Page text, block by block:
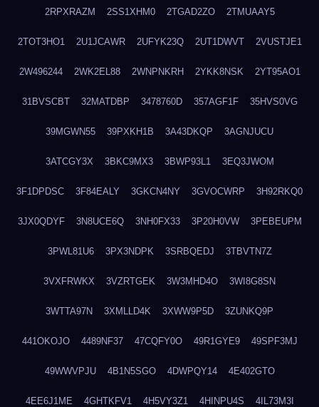
2RPXRAZM 2SS1XHM0 2TGAD2ZO 2TMUAAY5
2TOT3HO1 2U1JCAWR 2UFYK23Q 2UT1DWVT 2VUSTJE1
2W496244 2WK2EL88 2WNPNKRH 2YKK8NSK 2YT95AO1
31BVSCBT 32MATDBP 3478760D 357AGF1F 35HVS0VG
39MGWN55 39PXKH1B 3A43DKQP 3AGNJUCU
3ATCGY3X 3BKC9MX3 3BWP93L1 3EQ3JWOM
3F1DPDSC 3F84EALY 3GKCN4NY 3GVOCWRP 3H92RKQ0
3JX0QDYF 3N8UCE6Q 3NH0FX33 3P20H0VW 3PEBEUPM
3PWL81U6 3PX3NDPK 3SRBQEDJ 3TBVTN7Z
3VXFRWKX 3VZRTGEK 3W3MHD4O 3WI8G8SN
3WTTA97N 3XMLLD4K 3XWW9P5D 3ZUNKQ9P
441OKOJO 4489NF37 47CQFY0O 49R1GYE9 49SPF3MJ
49WWVPJU 4B1N5SGO 4DWPQY14 4E402GTO
4EE6J1ME 4GHTKFV1 4H5VY3Z1 4HINPU4S 4IL73M3I